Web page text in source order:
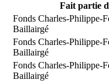
Fait partie
Fonds Charles-Philippe-
Baillairgé
Fonds Charles-Philippe-
Baillairgé
Fonds Charles-Philippe-
Baillairgé